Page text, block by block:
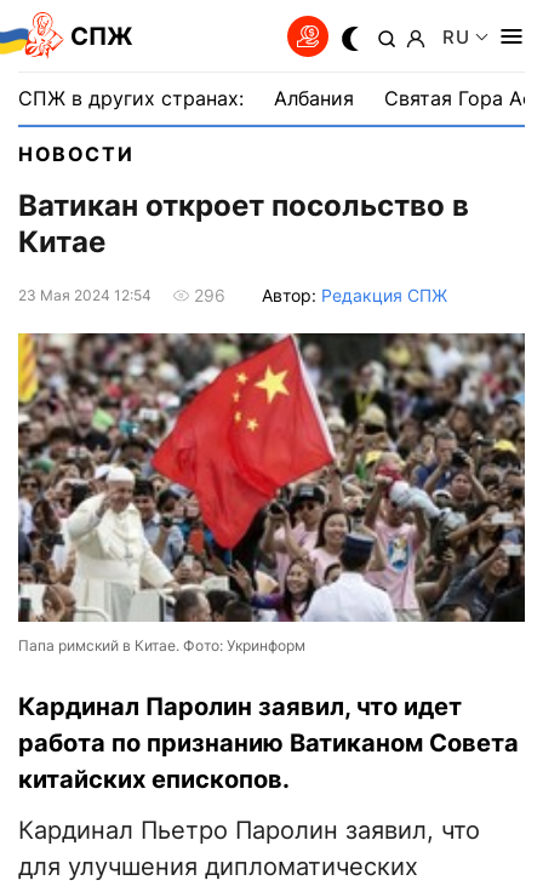
СПЖ RU
СПЖ в других странах: Албания Святая Гора
НОВОСТИ
Ватикан откроет посольство в
Китае
23 Мая 2024 12:54 296 Автор: Редакция СПЖ
Папа римский в Китае. Фото: Укринформ
Кардинал Паролин заявил, что идет
работа по признанию Ватиканом Совета
китайских епископов.
Кардинал Пьетро Паролин заявил, что
для улучшения дипломатических